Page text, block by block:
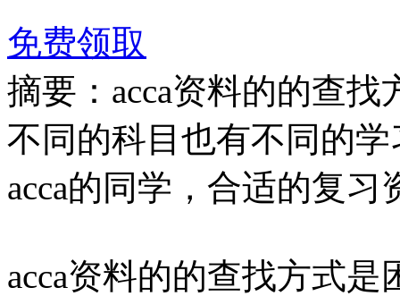
免费领取
摘要：acca资料的的查
不同的科目也有不同的
acca的同学，合适的复
acca资料的的查找方式